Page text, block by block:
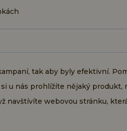
tak aby byly efektivní.
u nás prohlížíte nějaký produkt,
navštívíte webovou stránku,